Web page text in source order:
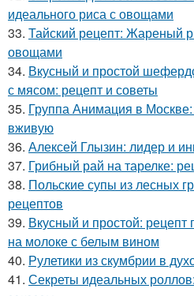
идеального риса с овощами
33. Тайский рецепт: Жареный
овощами
34. Вкусный и простой
с мясом: рецепт и советы
35. Группа Анимация в Москве:
вживую
36. Алексей Глызин: лидер и
37. Грибный рай на тарелке:
38. Польские супы из лесных
рецептов
39. Вкусный и простой: рецепт
на молоке с белым вином
40. Рулетики из скумбрии в
41. Секреты идеальных